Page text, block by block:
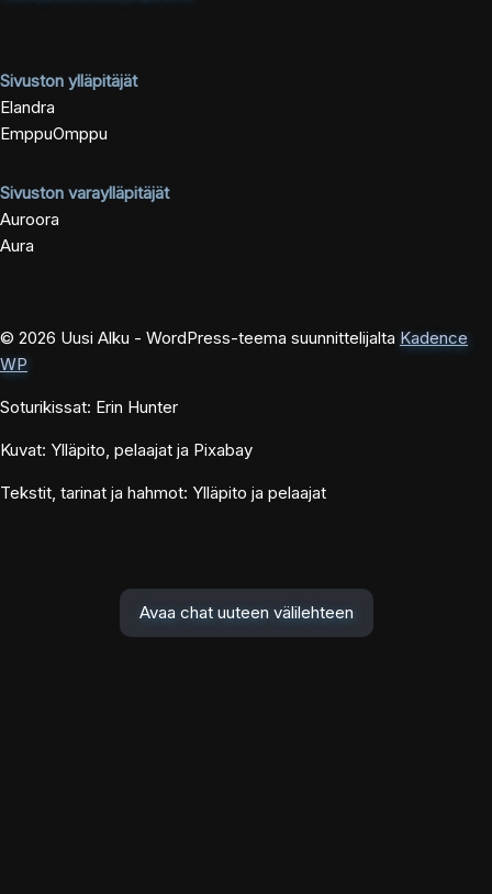
Sivuston ylläpitäjät
Elandra
EmppuOmppu
Sivuston varaylläpitäjät
Auroora
Aura
© 2026 Uusi Alku - WordPress-teema suunnittelijalta Kadence
WP
Soturikissat: Erin Hunter
Kuvat: Ylläpito, pelaajat ja Pixabay
Tekstit, tarinat ja hahmot: Ylläpito ja pelaajat
Avaa chat uuteen välilehteen